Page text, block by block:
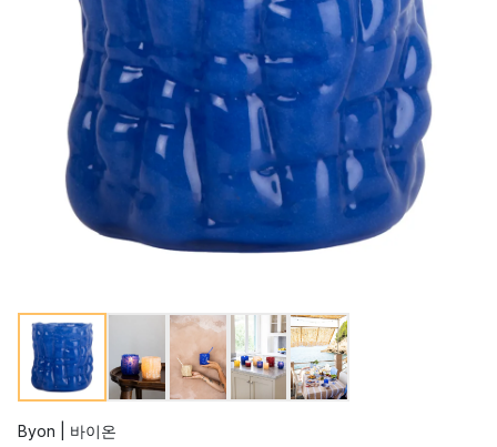
Byon | 바이온